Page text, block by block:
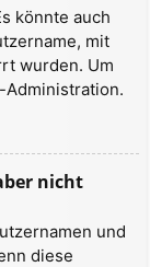
könnte auch
mit
wurden. Um
Administration.
nicht
und
diese